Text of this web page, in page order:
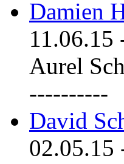
Damien
11.06.15
Aurel
----------
David
02.05.15